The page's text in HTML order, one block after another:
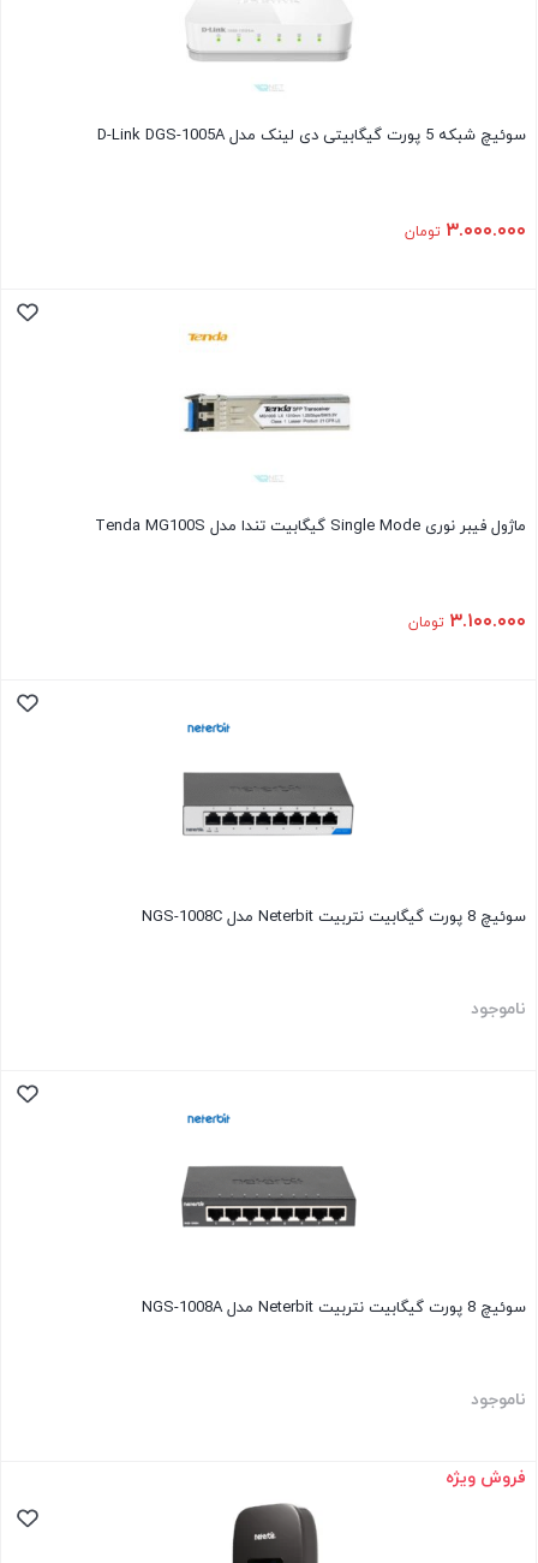
سوئیچ شبکه 5 پورت گیگابیتی دی لینک مدل D-Link DGS-1005A
۳.۰۰۰.۰۰۰ تومان
ماژول فیبر نوری Single Mode گیگابیت تندا مدل Tenda MG100S
۳.۱۰۰.۰۰۰ تومان
سوئیچ 8 پورت گیگابیت نتربیت Neterbit مدل NGS-1008C
ناموجود
سوئیچ 8 پورت گیگابیت نتربیت Neterbit مدل NGS-1008A
ناموجود
فروش ویژه